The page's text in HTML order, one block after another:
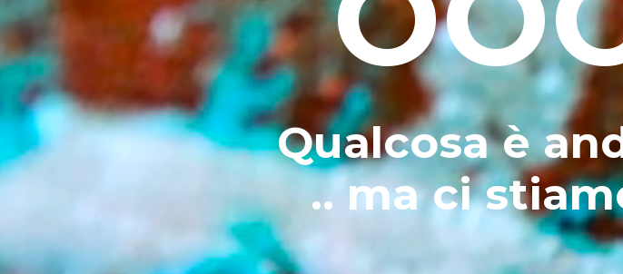
Qualcosa è
.. ma ci